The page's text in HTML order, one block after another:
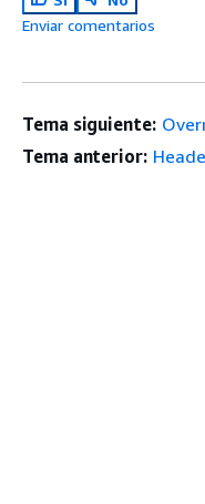
Enviar comentarios
Tema siguiente:
Tema anterior: